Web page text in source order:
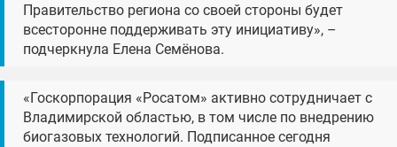
Правительство региона со своей стороны будет
всесторонне поддерживать эту инициативу», –
подчеркнула Елена Семёнова.
«Госкорпорация «Росатом» активно сотрудничает с
Владимирской областью, в том числе по внедрению
биогазовых технологий. Подписанное сегодня